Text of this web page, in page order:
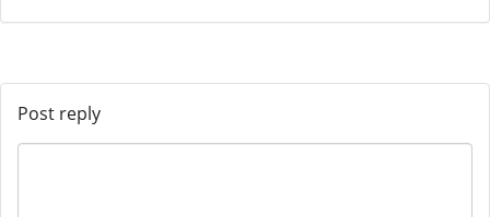
Post reply